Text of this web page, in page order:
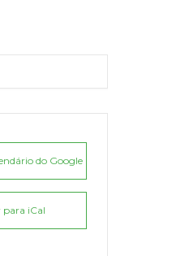
do Google
para iCal